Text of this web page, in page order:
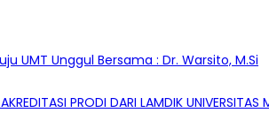
UMT Unggul Bersama : Dr. Warsito, M.Si
PRODI DARI LAMDIK